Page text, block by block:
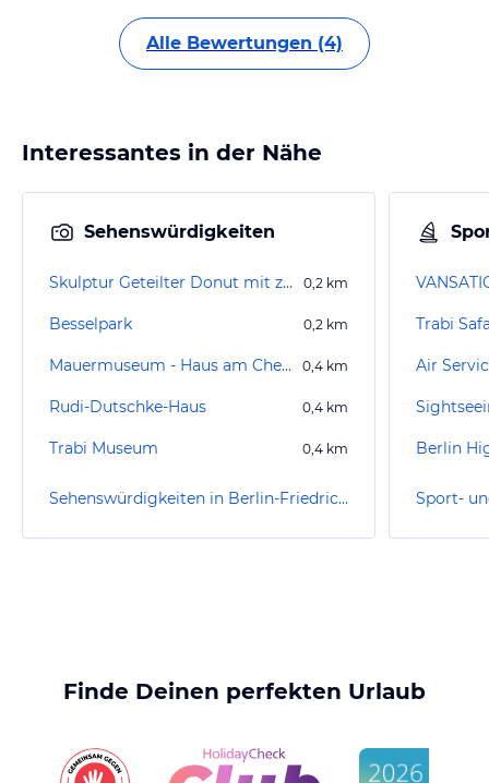
Alle Bewertungen (4)
Interessantes in der Nähe
Sehenswürdigkeiten
Skulptur Geteilter Donut mit zwei Bällen 0,2 km
Besselpark 0,2 km
Mauermuseum - Haus am Checkpoint Charlie 0,4 km
Rudi-Dutschke-Haus 0,4 km
Trabi Museum 0,4 km
Sehenswürdigkeiten in Berlin-Friedrichshain-Kreuzberg
Trabi
Air
Finde Deinen perfekten Urlaub